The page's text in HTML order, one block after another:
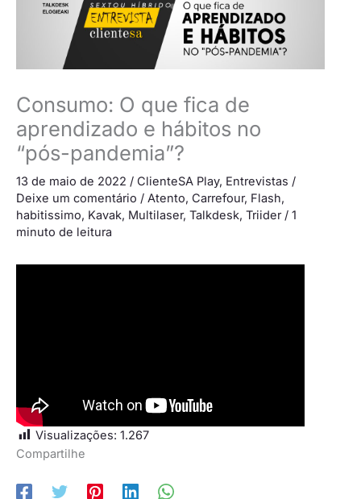
Consumo: O que fica de
aprendizado e hábitos no
“pós-pandemia”?
13 de maio de 2022 / ClienteSA Play, Entrevistas /
Deixe um comentário / Atento, Carrefour, Flash,
habitissimo, Kavak, Multilaser, Talkdesk, Triider/ 1
minuto de leitura
Visualizações: 1.267
Compartilhe